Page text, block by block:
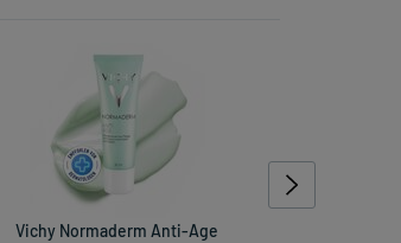
Vichy Normaderm Anti-Age